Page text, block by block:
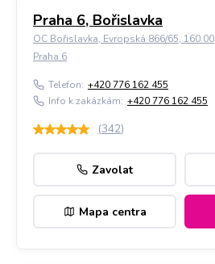
Praha 6, Bořislavka
OC Bořislavka, Evropská 866/65, 160 00
Praha 6
Telefon: +420 776 162 455
Info k zakázkám: +420 776 162 455
(342)
Zavolat
Mapa centra